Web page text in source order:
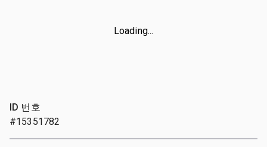
Loading...
ID 번호
#15351782